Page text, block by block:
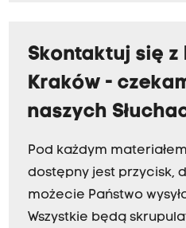
Skontaktuj się z
Kraków -
naszych
Pod każdym
dostępny jest przycisk,
możecie Państwo
Wszystkie będą